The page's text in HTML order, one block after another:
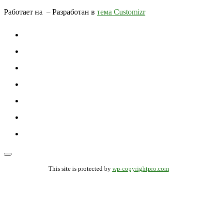
Работает на – Разработан в тема Customizr
This site is protected by wp-copyrightpro.com